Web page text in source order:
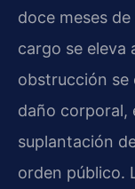
doce meses
cargo se eleva
obstrucción se
daño corporal,
suplantación
orden público.